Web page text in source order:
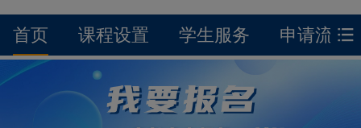
首页 课程设置 学生服务 申请流程